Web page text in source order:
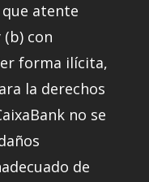
atente
con
forma ilícita,
la derechos
no se
de